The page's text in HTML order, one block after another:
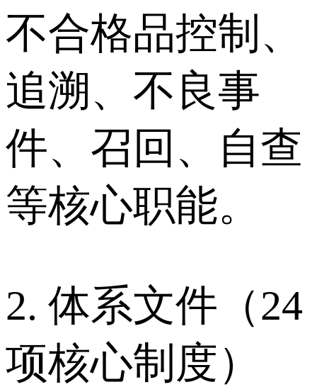
不合格品控制、
追溯、不良事
件、召回、自查
等核心职能。
2. 体系文件（24
项核心制度）